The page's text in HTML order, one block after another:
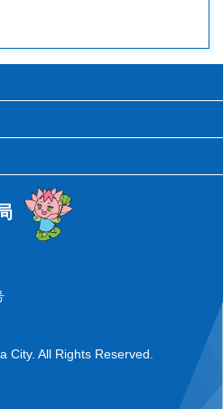
City. All Rights Reserved.